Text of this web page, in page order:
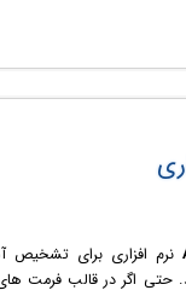
نرم افزاری برای تشخیص
حتی اگر در قالب فرمت